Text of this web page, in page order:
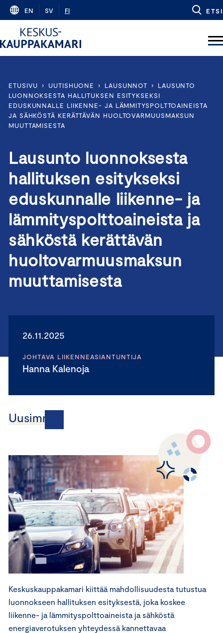
Skip
content
EN SV FI ETSI
ETUSIVU › UUTISHUONE › LAUSUNNOT ›
LAUSUNTO
LUONNOKSESTA HALLITUKSEN ESITYKSEKSI
EDUSKUNNALLE LIIKENNE- JA LÄMMITYSPOLTTOAINEISTA
JA SÄHKÖSTÄ KERÄTTÄVÄN HUOLTOVARMUUSMAKSUN
MUUTTAMISESTA
Lausunto luonnoksesta
hallituksen esitykseksi
eduskunnalle liikenne- ja
lämmityspolttoaineista ja
sähköstä kerättävän
huoltovarmuusmaksun
muuttamisesta
26.11.2025
JOHTAVA LIIKENNEASIANTUNTIJA
Hanna Kalenoja
Uusimmat
Keskuskauppakamari kiittää mahdollisuudesta tutustua
luonnokseen hallituksen esityksestä, joka koskee
liikenne- ja lämmityspolttoaineista ja sähköstä
energiaverotuksen yhteydessä kannettavaa